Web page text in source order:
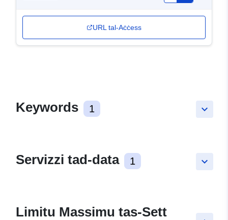
URL tal-Aċċess
keyboard_arrow_down
Keywords 1
keyboard_arrow_down
Servizzi tad-data 1
Limitu Massimu tas-Sett